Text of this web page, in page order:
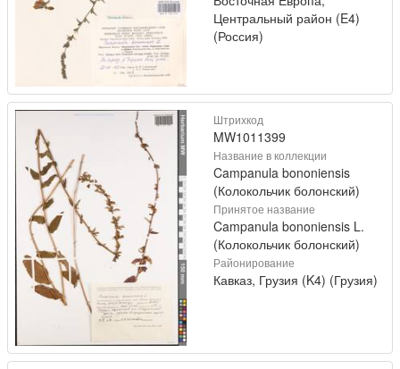
Центральный район (E4)
(Россия)
Штрихкод
MW1011399
Название в коллекции
Campanula bononiensis
(Колокольчик болонский)
Принятое название
Campanula bononiensis L.
(Колокольчик болонский)
Районирование
Кавказ, Грузия (K4) (Грузия)